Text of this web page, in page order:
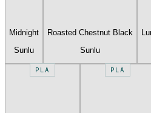
Midnight
Sunlu
Roasted Chestnut Black
Sunlu
PLA PLA